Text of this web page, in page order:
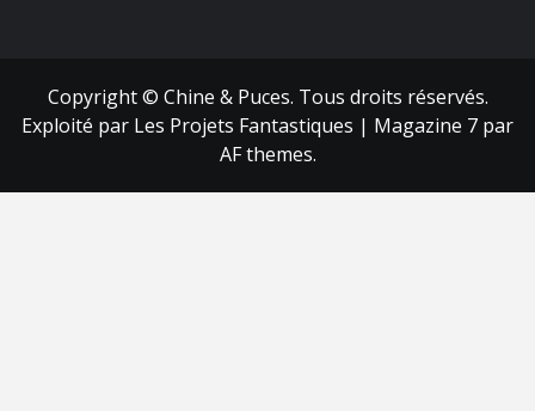
Copyright © Chine & Puces. Tous droits réservés.
Exploité par Les Projets Fantastiques | Magazine 7 par
AF themes.